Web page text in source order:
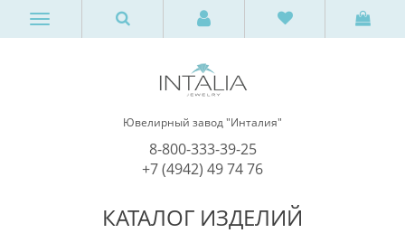
Ювелирный завод "Инталия"
8-800-333-39-25
+7 (4942) 49 74 76
КАТАЛОГ ИЗДЕЛИЙ